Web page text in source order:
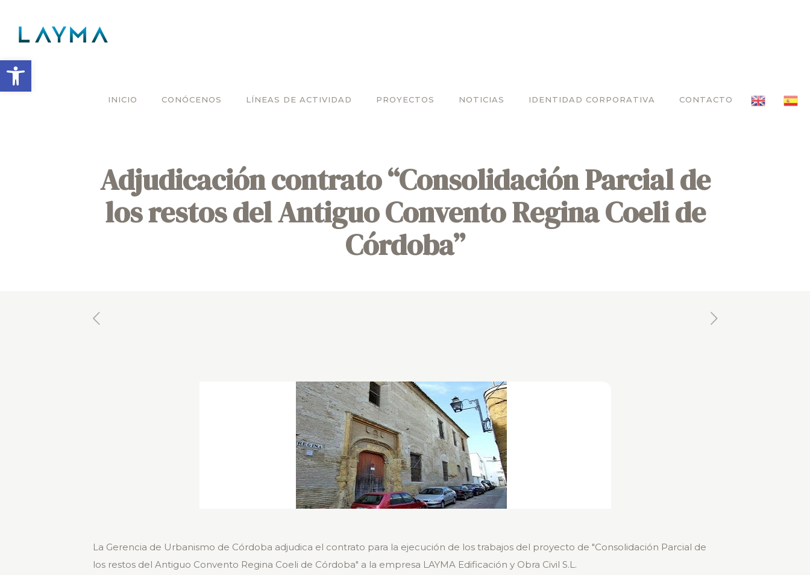
Abrir barra de herramientas
INICIO CONÓCENOS LÍNEAS DE ACTIVIDAD PROYECTOS NOTICIAS IDENTIDAD CORPORATIVA CONTACTO
Adjudicación contrato “Consolidación Parcial de
los restos del Antiguo Convento Regina Coeli de
Córdoba”
La Gerencia de Urbanismo de Córdoba adjudica el contrato para la ejecución de los trabajos del proyecto de "Consolidación Parcial de
los restos del Antiguo Convento Regina Coeli de Córdoba" a la empresa LAYMA Edificación y Obra Civil S.L.